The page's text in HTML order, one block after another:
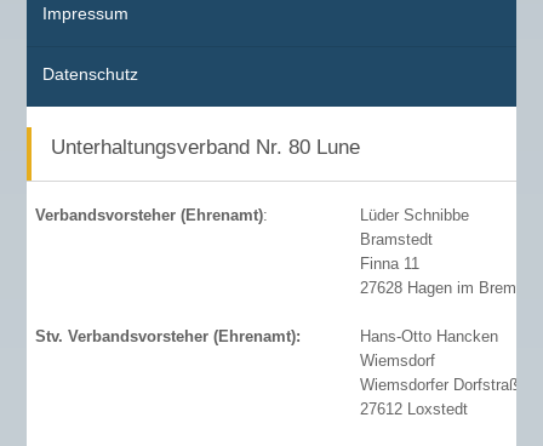
Impressum
Datenschutz
Unterhaltungsverband Nr. 80 Lune
Verbandsvorsteher (Ehrenamt):
Lüder Schnibbe
Bramstedt
Finna 11
27628 Hagen im
Stv. Verbandsvorsteher (Ehrenamt):
Hans-Otto Hancken
Wiemsdorf
Wiemsdorfer Dorfstraße 4
27612 Loxstedt